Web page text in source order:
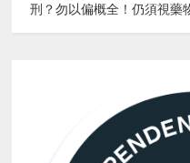
刑？勿以偏概全！仍須視藥